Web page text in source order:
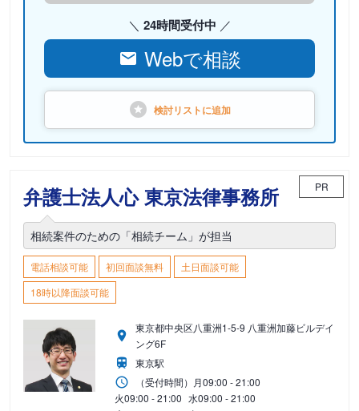
24時間受付中
Webで相談
検討リストに追加
弁護士法人心 東京法律事務所 PR
相続案件のための「相続チーム」が担当
電話相談可能 初回面談無料
土日面談可能
18時以降面談可能
東京都中央区八重洲1-5-9 八重洲加藤ビルデイ
ング6F
東京駅
（受付時間） 月09:00 - 21:00
火09:00 - 21:00 水09:00 - 21:00